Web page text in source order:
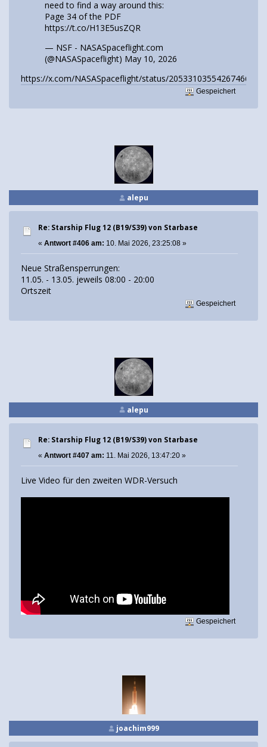
need to find a way around this:
Page 34 of the PDF
https://t.co/H13E5usZQR
— NSF - NASASpaceflight.com
(@NASASpaceflight) May 10, 2026
https://x.com/NASASpaceflight/status/2053310355426746683
Gespeichert
alepu
Re: Starship Flug 12 (B19/S39) von Starbase
« Antwort #406 am: 10. Mai 2026, 23:25:08 »
Neue Straßensperrungen:
11.05. - 13.05. jeweils 08:00 - 20:00
Ortszeit
Gespeichert
alepu
Re: Starship Flug 12 (B19/S39) von Starbase
« Antwort #407 am: 11. Mai 2026, 13:47:20 »
Live Video für den zweiten WDR-Versuch
Gespeichert
joachim999